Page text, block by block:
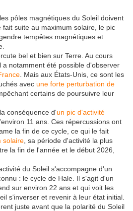
pôles magnétiques du Soleil doivent
suite au maximum solaire, le pic
tempêtes magnétiques et
bel et bien sur Terre. Au cours
notamment été possible d'observer
. Mais aux États-Unis, ce sont les
avec une forte perturbation de
certains de poursuivre leur
conséquence d'un pic d'activité
11 ans. Ces répercussions ont
la fin de ce cycle, ce qui le fait
solaire , sa période d'activité la plus
la fin de l'année et le début 2026,
du Soleil s'accompagne d'un
: le cycle de Hale. Il s'agit d'un
sur environ 22 ans et qui voit les
s'inverser et revenir à leur état initial.
juste avant que la polarité du Soleil